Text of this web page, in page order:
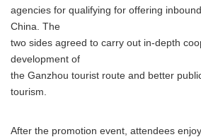
agencies for qualifying for offering
China. The
two sides agreed to carry out in-depth
development of
the Ganzhou tourist route and better
tourism.
After the promotion event, attendees